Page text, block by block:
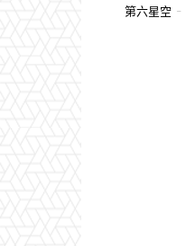
第六星空 -